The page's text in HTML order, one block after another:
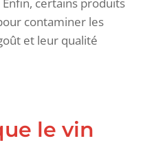
contaminer les
et leur qualité
le vin